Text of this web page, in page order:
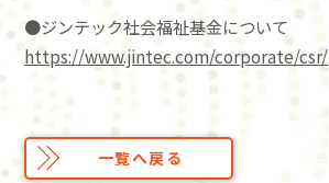
●ジンテック社会福祉基金について
https://www.jintec.com/corporate/csr/
一覧へ戻る